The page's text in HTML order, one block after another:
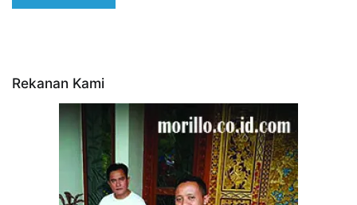
Rekanan Kami